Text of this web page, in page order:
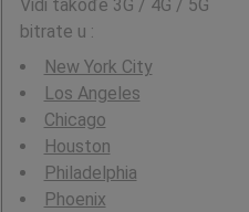
Vidi takođe 3G / 4G / 5G
bitrate u :
New York City
Los Angeles
Chicago
Houston
Philadelphia
Phoenix